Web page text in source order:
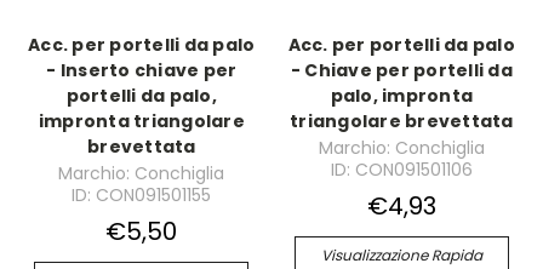
Acc. per portelli da palo
- Inserto chiave per
portelli da palo,
impronta triangolare
brevettata
Marchio: Conchiglia
ID: CON091501155
€5,50
Acc. per portelli da palo
- Chiave per portelli da
palo, impronta
triangolare brevettata
Marchio: Conchiglia
ID: CON091501106
€4,93
Visualizzazione Rapida